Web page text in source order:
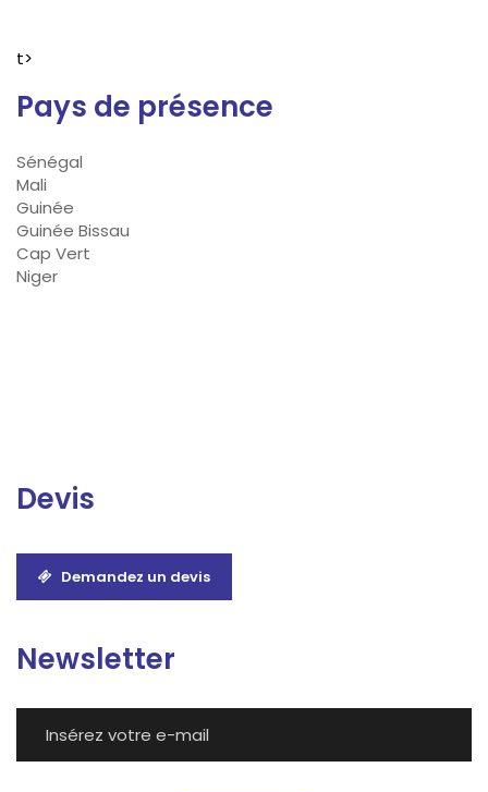
t>
Pays de présence
Sénégal
Mali
Guinée
Guinée Bissau
Cap Vert
Niger
Devis
Demandez un devis
Newsletter